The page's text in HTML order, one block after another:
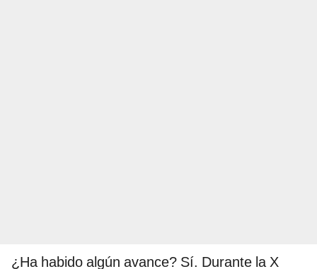
¿Ha habido algún avance? Sí. Durante la X